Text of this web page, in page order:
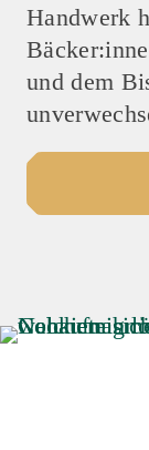
Handwerk
und dem